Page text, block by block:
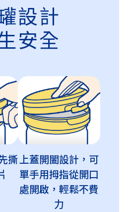
設計
安全
撕上蓋開闔設計，可
單手用拇指從開口
處開啟，輕鬆不費
力